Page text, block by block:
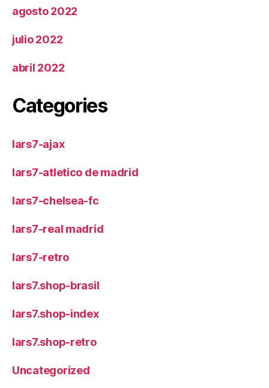
agosto 2022
julio 2022
abril 2022
Categories
lars7-ajax
lars7-atletico de madrid
lars7-chelsea-fc
lars7-real madrid
lars7-retro
lars7.shop-brasil
lars7.shop-index
lars7.shop-retro
Uncategorized